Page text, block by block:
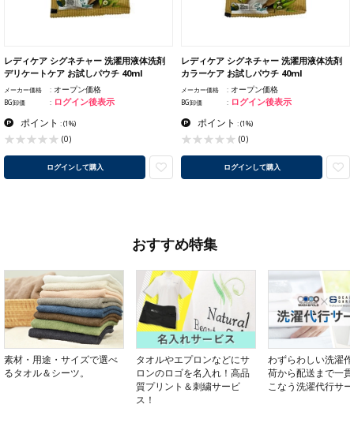
レディケア シグネチャー 洗濯用液体洗剤
デリケートケア お試しパウチ 40ml
メーカー価格 オープン価格
BG卸価 ログイン後表示
ポイント :(1%)
(0)
ログインして購入
レディケア シグネチャー 洗濯用液体洗剤
カラーケア お試しパウチ 40ml
メーカー価格 オープン価格
BG卸価 ログイン後表示
ポイント :(1%)
(0)
ログインして購入
おすすめ特集
素材・用途・サイズで選べ
るタオル＆シーツ。
タオルやエプロンなどにサ
ロンのロゴを名入れ！高品
質プリント＆刺繍サービ
ス！
わずらわしい洗濯
荷から配送まで一
こなう洗濯代行サ